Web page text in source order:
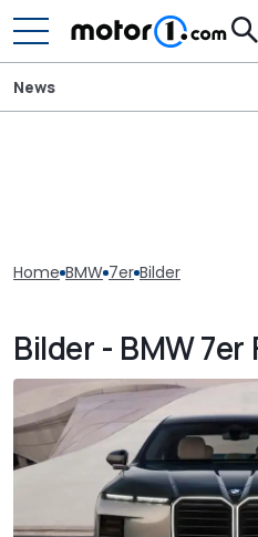
News
Home BMW 7er Bilder
Bilder - BMW